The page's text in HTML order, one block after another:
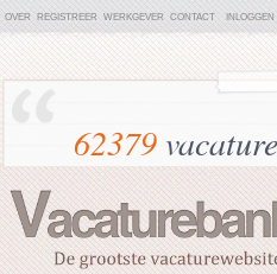
OVER REGISTREER WERKGEVER CONTACT INLOGGEN
62379